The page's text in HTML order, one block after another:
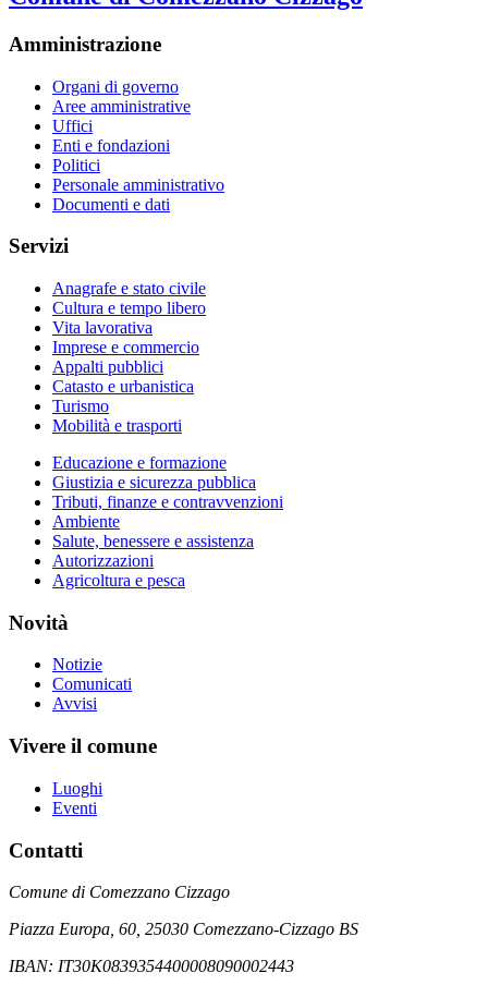
Amministrazione
Organi di governo
Aree amministrative
Uffici
Enti e fondazioni
Politici
Personale amministrativo
Documenti e dati
Servizi
Anagrafe e stato civile
Cultura e tempo libero
Vita lavorativa
Imprese e commercio
Appalti pubblici
Catasto e urbanistica
Turismo
Mobilità e trasporti
Educazione e formazione
Giustizia e sicurezza pubblica
Tributi, finanze e contravvenzioni
Ambiente
Salute, benessere e assistenza
Autorizzazioni
Agricoltura e pesca
Novità
Notizie
Comunicati
Avvisi
Vivere il comune
Luoghi
Eventi
Contatti
Comune di Comezzano Cizzago
Piazza Europa, 60, 25030 Comezzano-Cizzago BS
IBAN: IT30K0839354400008090002443